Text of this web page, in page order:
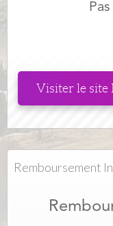
Visiter le site
Remboursement